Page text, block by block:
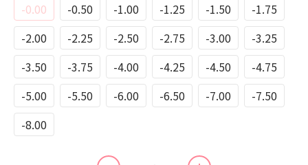
-0.00 -0.50 -1.00 -1.25 -1.50
-1.75
-2.00
-2.25 -2.50 -2.75 -3.00
-3.25
-3.50
-3.75 -4.00 -4.25 -4.50
-4.75
-5.00
-5.50 -6.00 -6.50 -7.00
-7.50
-8.00